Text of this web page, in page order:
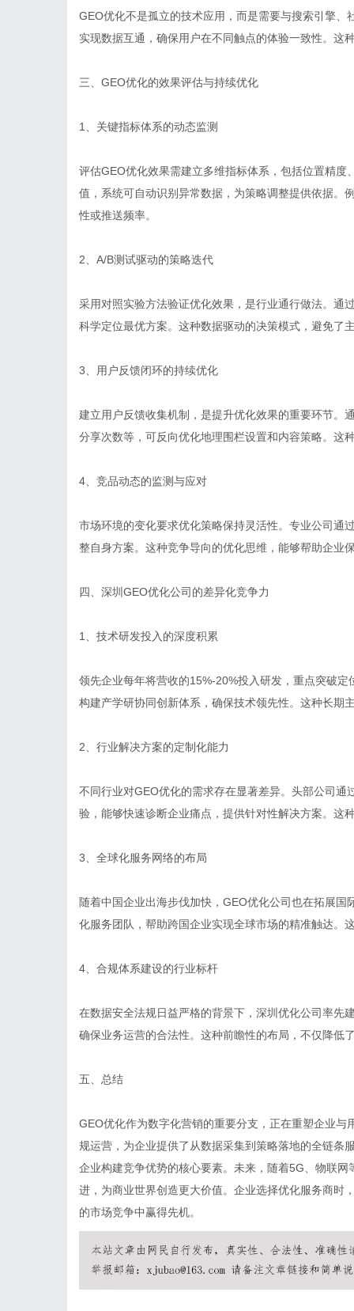
GEO优化不是孤立的技术应用，而是需要与搜索引擎
实现数据互通，确保用户在不同触点的体验一致性。这
三、GEO优化的效果评估与持续优化
1、关键指标体系的动态监测
评估GEO优化效果需建立多维指标体系，包括位置精
值，系统可自动识别异常数据，为策略调整提供依据。
性或推送频率。
2、A/B测试驱动的策略迭代
采用对照实验方法验证优化效果，是行业通行做法。通
科学定位最优方案。这种数据驱动的决策模式，避免了
3、用户反馈闭环的持续优化
建立用户反馈收集机制，是提升优化效果的重要环节。
分享次数等，可反向优化地理围栏设置和内容策略。这
4、竞品动态的监测与应对
市场环境的变化要求优化策略保持灵活性。专业公司通
整自身方案。这种竞争导向的优化思维，能够帮助企业
四、深圳GEO优化公司的差异化竞争力
1、技术研发投入的深度积累
领先企业每年将营收的15%-20%投入研发，重点突破
构建产学研协同创新体系，确保技术领先性。这种长期
2、行业解决方案的定制化能力
不同行业对GEO优化的需求存在显著差异。头部公司
验，能够快速诊断企业痛点，提供针对性解决方案。这
3、全球化服务网络的布局
随着中国企业出海步伐加快，GEO优化公司也在拓展
化服务团队，帮助跨国企业实现全球市场的精准触达。
4、合规体系建设的行业标杆
在数据安全法规日益严格的背景下，深圳优化公司率先
确保业务运营的合法性。这种前瞻性的布局，不仅降低
五、总结
GEO优化作为数字化营销的重要分支，正在重塑企业
规运营，为企业提供了从数据采集到策略落地的全链条
企业构建竞争优势的核心要素。未来，随着5G、物联
进，为商业世界创造更大价值。企业选择优化服务商时
的市场竞争中赢得先机。